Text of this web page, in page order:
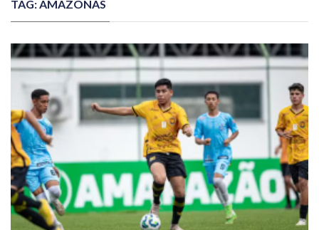
TAG: AMAZONAS